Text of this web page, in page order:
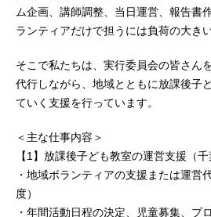
ム企画、講師調整、当日運営、報告書
ランティアだけで担うには負荷の大き
そこで私たちは、実行委員会の皆さん
代行しながら、地域とともに放課後子
ていく支援を行っています。
＜主な仕事内容＞
【1】放課後子ども教室の運営支援（千
・地域ボランティアの支援または運営
度）
・年間活動日程の決定、児童募集、プ